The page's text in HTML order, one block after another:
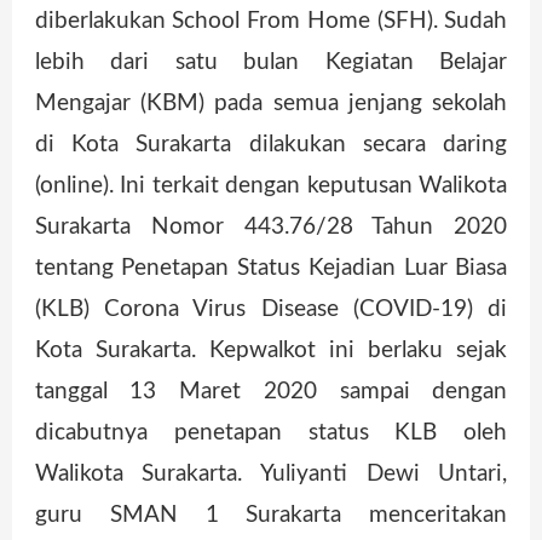
diberlakukan School From Home (SFH). Sudah
lebih dari satu bulan Kegiatan Belajar
Mengajar (KBM) pada semua jenjang sekolah
di Kota Surakarta dilakukan secara daring
(online). Ini terkait dengan keputusan Walikota
Surakarta Nomor 443.76/28 Tahun 2020
tentang Penetapan Status Kejadian Luar Biasa
(KLB) Corona Virus Disease (COVID-19) di
Kota Surakarta. Kepwalkot ini berlaku sejak
tanggal 13 Maret 2020 sampai dengan
dicabutnya penetapan status KLB oleh
Walikota Surakarta. Yuliyanti Dewi Untari,
guru SMAN 1 Surakarta menceritakan